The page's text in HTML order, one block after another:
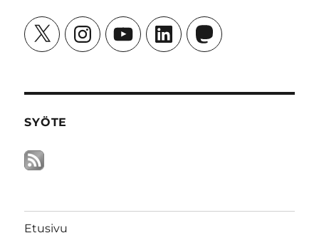
X InstagramYouTubeLinkedInMastodon
SYÖTE
Etusivu